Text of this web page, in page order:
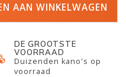
AAN WINKELWAGEN
DE GROOTSTE
VOORRAAD
Duizenden kano's op
voorraad